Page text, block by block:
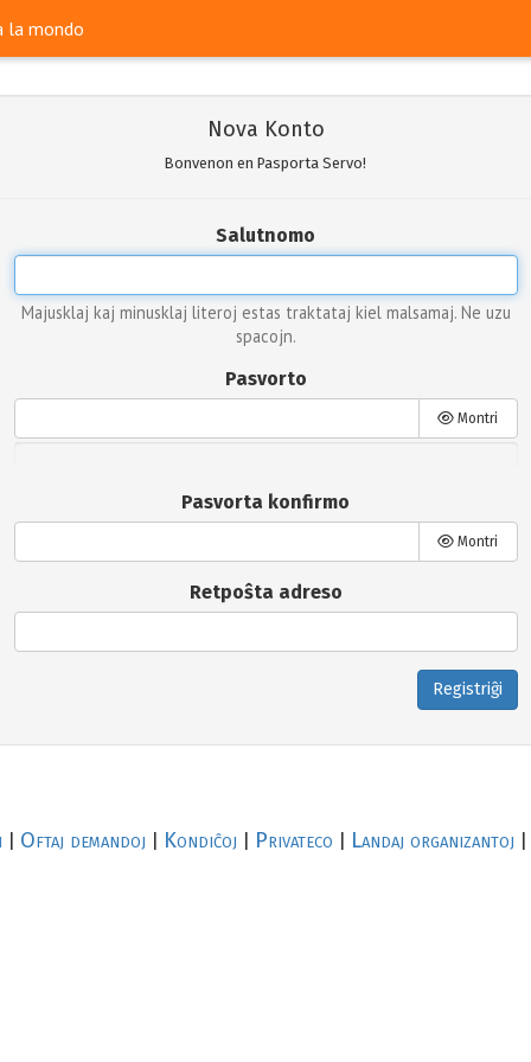
la mondo
Nova Konto
Bonvenon en Pasporta Servo!
Salutnomo
Majusklaj kaj minusklaj literoj estas traktataj kiel malsamaj. Ne uzu
spacojn.
Pasvorto
Montri
Pasvorta konfirmo
Montri
Retpoŝta adreso
Registriĝi
Oftaj demandoj Kondiĉoj Privateco Landaj organizantoj